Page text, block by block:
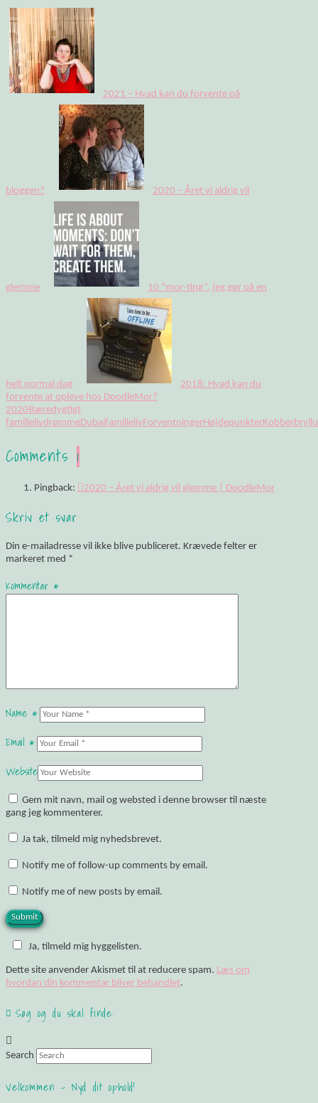
2021 – Hvad kan du forvente på
bloggen? 2020 – Året vi aldrig vil
glemme 10 “mor-ting”, jeg gør på en
helt normal dag
2018: Hvad kan du
forvente at opleve hos DoodleMor?
2020Bæredygtigt
familielivdrømmeDubaifamilielivForventningerHøjdepunkter
Comments 1
Pingback: 2020 – Året vi aldrig vil glemme | DoodleMor
Skriv et svar
Din e-mailadresse vil ikke blive publiceret. Krævede felter er
markeret med *
Kommentar *
Name *
Email *
Website
Gem mit navn, mail og websted i denne browser til næste
gang jeg kommenterer.
Ja tak, tilmeld mig nyhedsbrevet.
Notify me of follow-up comments by email.
Notify me of new posts by email.
Ja, tilmeld mig hyggelisten.
Dette site anvender Akismet til at reducere spam. Læs om
hvordan din kommentar bliver behandlet.
Søg og du skal finde:
Search
Velkommen – Nyd dit ophold!